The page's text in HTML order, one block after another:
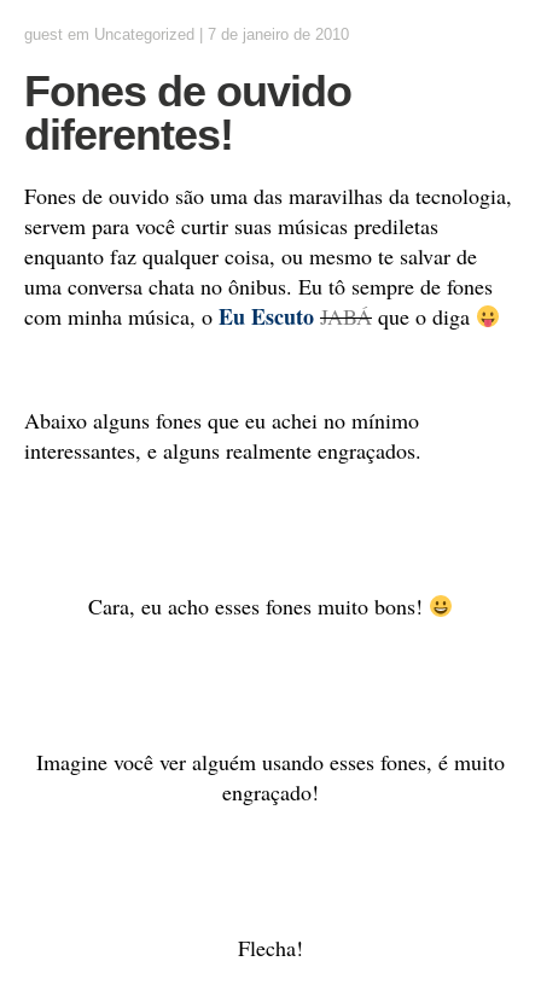
guest em Uncategorized 7 de janeiro de 2010
Fones de ouvido
diferentes!
Fones de ouvido são uma das maravilhas da tecnologia,
servem para você curtir suas músicas prediletas
enquanto faz qualquer coisa, ou mesmo te salvar de
uma conversa chata no ônibus. Eu tô sempre de fones
com minha música, o Eu Escuto JABÁ que o diga
Abaixo alguns fones que eu achei no mínimo
interessantes, e alguns realmente engraçados.
Cara, eu acho esses fones muito bons!
Imagine você ver alguém usando esses fones, é muito
engraçado!
Flecha!